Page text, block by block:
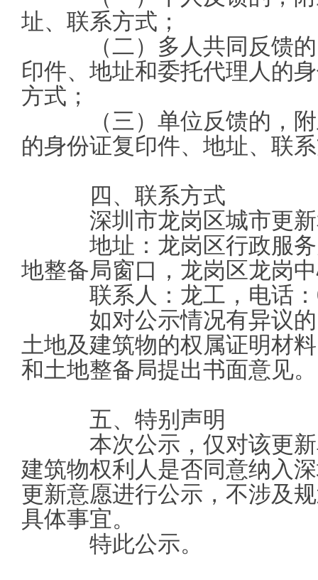
址、联系方式；
（二）多人共同反馈的
印件、地址和委托代理人的
方式；
（三）单位反馈的，附
的身份证复印件、地址、联
四、联系方式
深圳市龙岗区城市更新
地址：龙岗区行政服务
地整备局窗口，龙岗区龙岗
联系人：龙工，电话：
如对公示情况有异议的
土地及建筑物的权属证明材
和土地整备局提出书面意见。
五、特别声明
本次公示，仅对该更新
建筑物权利人是否同意纳入
更新意愿进行公示，不涉及
具体事宜。
特此公示。